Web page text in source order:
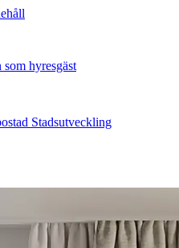
hyresgäst
Stadsutveckling